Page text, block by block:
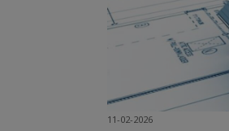
11-02-2026